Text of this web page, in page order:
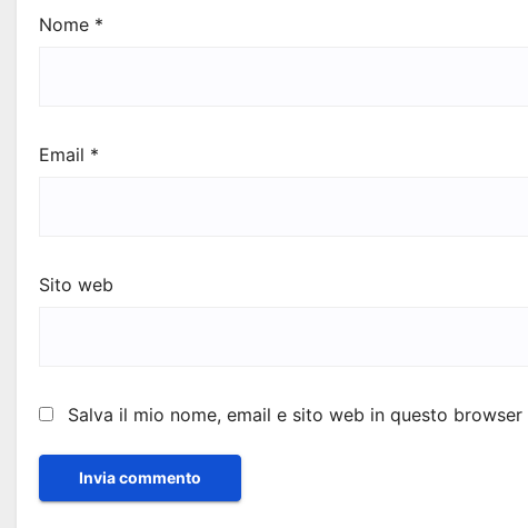
Nome *
Email *
Sito web
Salva il mio nome, email e sito web in questo